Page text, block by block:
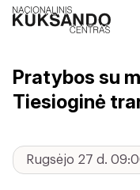
Pratybos su
Tiesioginė
Rugsėjo 27 d.